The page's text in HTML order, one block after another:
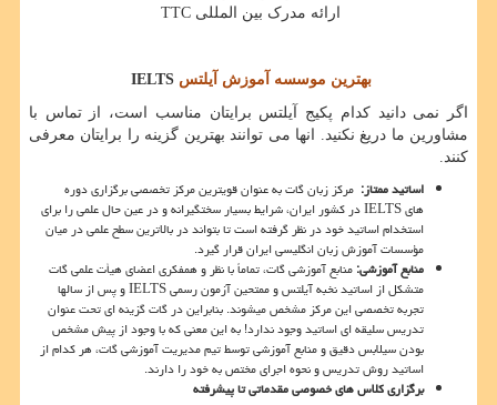
ارائه مدرک بین المللی TTC
بهترین موسسه آموزش آیلتس IELTS
اگر نمی دانید کدام پکیج آیلتس برایتان مناسب است، از تماس با
مشاورین ما دریغ نکنید. انها می توانند بهترین گزینه را برایتان معرفی
کنند.
اساتید ممتاز: مرکز زبان گات به عنوان قویترین مرکز تخصصی برگزاری دوره
هایIELTSدر کشور ایران، شرایط بسیار سختگیرانه و در عین حال علمی را برای
استخدام اساتید خود در نظر گرفته است تا بتواند در بالاترین سطح علمی در میان
مؤسسات آموزش زبان انگلیسی ایران قرار گیرد.
منابع آموزشی:منابع آموزشی گات، تماماً با نظر و همفکری اعضای هیأت علمی گات
متشکل از اساتید نخبه آیلتس و ممتحین آزمون رسمیIELTSو پس از سالها
تجربه تخصصی این مرکز مشخص می­شوند. بنابراین در گات گزینه ای تحت عنوان
تدریس سلیقه ای اساتید وجود ندارد! به این معنی که با وجود از پیش مشخص
بودن سیلابس دقیق و منابع آموزشی توسط تیم مدیریت آموزشی گات، هر کدام از
اساتید روش تدریس و نحوه اجرای مختص به خود را دارند.
برگزاری کلاس های خصوصی مقدماتی تا پیشرفته